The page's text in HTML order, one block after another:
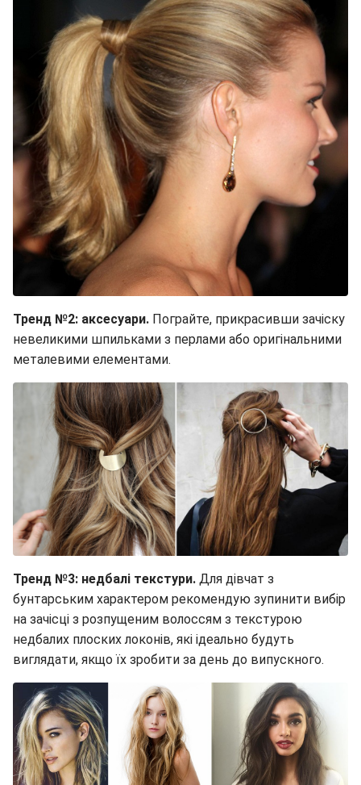
Тренд №2: аксесуари. Пограйте, прикрасивши зачіску
невеликими шпильками з перлами або оригінальними
металевими елементами.
Тренд №3: недбалі текстури. Для дівчат з
бунтарським характером рекомендую зупинити вибір
на зачісці з розпущеним волоссям з текстурою
недбалих плоских локонів, які ідеально будуть
виглядати, якщо їх зробити за день до випускного.